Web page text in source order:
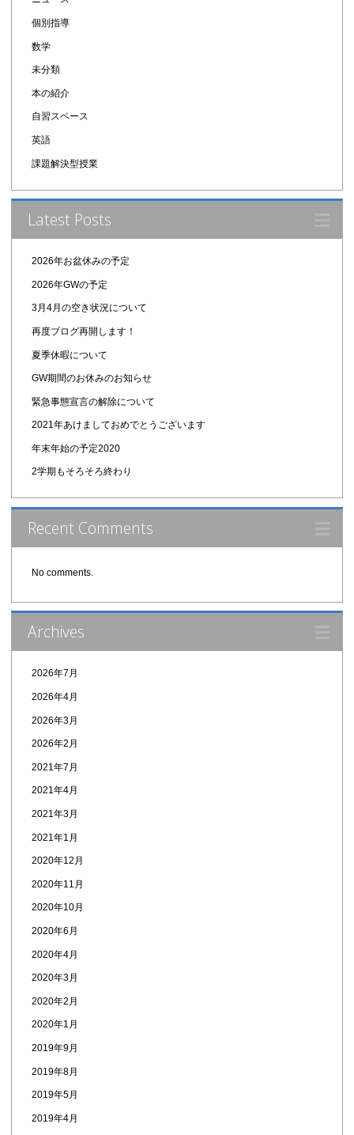
個別指導
数学
未分類
本の紹介
自習スペース
英語
課題解決型授業
Latest Posts
2026年お盆休みの予定
2026年GWの予定
3月4月の空き状況について
再度ブログ再開します！
夏季休暇について
GW期間のお休みのお知らせ
緊急事態宣言の解除について
2021年あけましておめでとうございます
年末年始の予定2020
2学期もそろそろ終わり
Recent Comments
No comments.
Archives
2026年7月
2026年4月
2026年3月
2026年2月
2021年7月
2021年4月
2021年3月
2021年1月
2020年12月
2020年11月
2020年10月
2020年6月
2020年4月
2020年3月
2020年2月
2020年1月
2019年9月
2019年8月
2019年5月
2019年4月